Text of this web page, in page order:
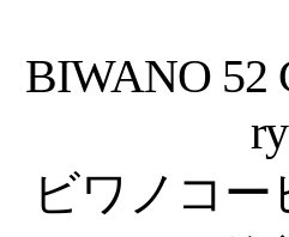
BIWANO 52
ry
ビワノコー